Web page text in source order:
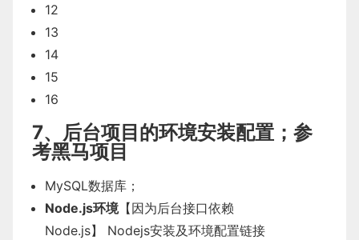
12
13
14
15
16
7、后台项目的环境安装配置；参
考黑马项目
MySQL数据库；
Node.js环境【因为后台接口依赖
Node.js】 Nodejs安装及环境配置链接